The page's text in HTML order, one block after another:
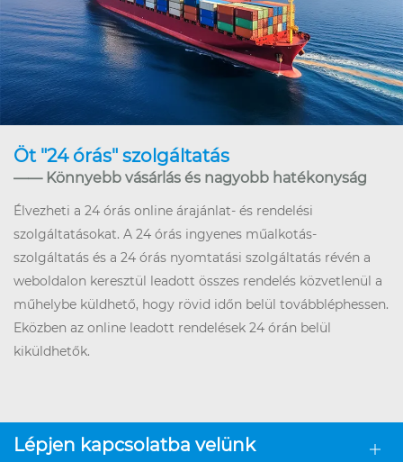
Öt "24 órás" szolgáltatás
—— Könnyebb vásárlás és nagyobb hatékonyság
Élvezheti a 24 órás online árajánlat- és rendelési
szolgáltatásokat. A 24 órás ingyenes műalkotás-
szolgáltatás és a 24 órás nyomtatási szolgáltatás révén a
weboldalon keresztül leadott összes rendelés közvetlenül a
műhelybe küldhető, hogy rövid időn belül továbbléphessen.
Eközben az online leadott rendelések 24 órán belül
kiküldhetők.
Lépjen kapcsolatba velünk